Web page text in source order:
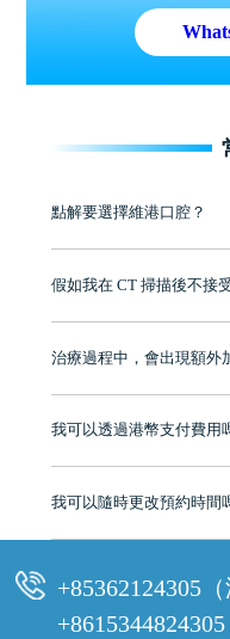
點解要選擇維港口腔？
牌」、「2025香港企業領袖
至今已服務超過三十個國家
有咨詢及服務保障中心，有
假如我在 CT 掃描後不接
治療過程中，會出現額外
我可以透過港幣支付費用
可以。維港口腔會按照當日
我可以隨時更改預約時間
+85362124305（
+8615344824305